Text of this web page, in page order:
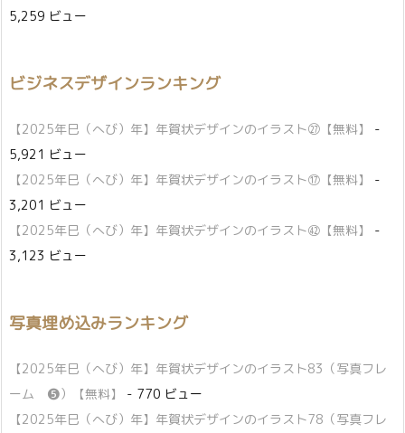
5,259 ビュー
ビジネスデザインランキング
【2025年巳（へび）年】年賀状デザインのイラスト㉗【無料】
-
5,921 ビュー
【2025年巳（へび）年】年賀状デザインのイラスト⑰【無料】
-
3,201 ビュー
【2025年巳（へび）年】年賀状デザインのイラスト㊷【無料】
-
3,123 ビュー
写真埋め込みランキング
【2025年巳（へび）年】年賀状デザインのイラスト83（写真フレ
ーム ❺）【無料】
- 770 ビュー
【2025年巳（へび）年】年賀状デザインのイラスト78（写真フレ